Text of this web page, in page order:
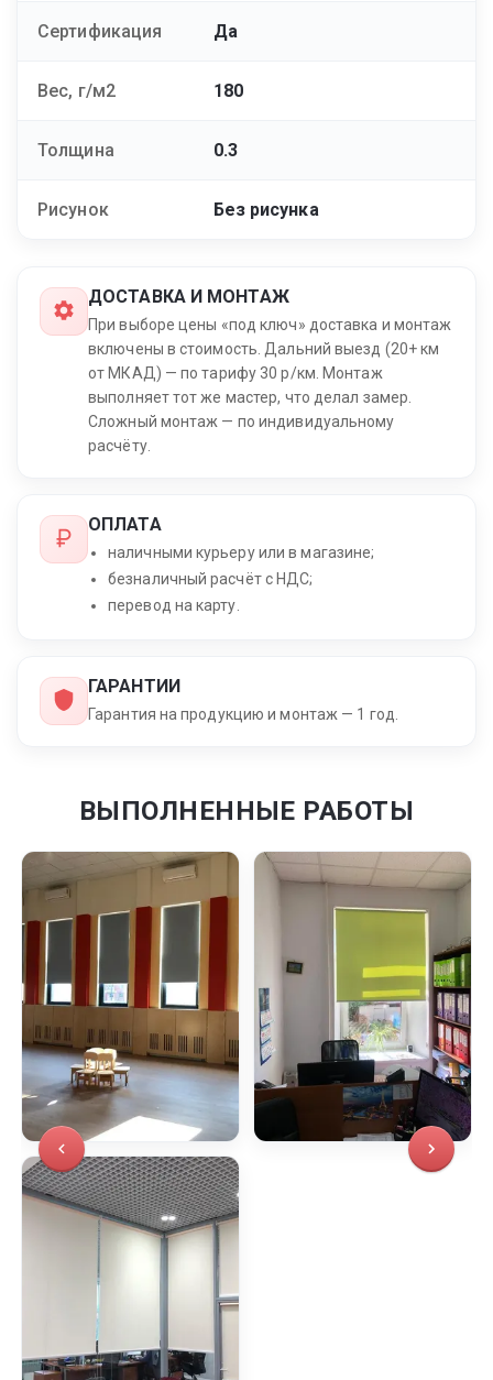
Сертификация Да
Вес, г/м2 180
Толщина 0.3
Рисунок Без рисунка
ДОСТАВКА И МОНТАЖ
При выборе цены «под ключ» доставка и монтаж
включены в стоимость. Дальний выезд (20+ км
от МКАД) — по тарифу 30 р/км. Монтаж
выполняет тот же мастер, что делал замер.
Сложный монтаж — по индивидуальному
расчёту.
ОПЛАТА
наличными курьеру или в магазине;
безналичный расчёт с НДС;
перевод на карту.
ГАРАНТИИ
Гарантия на продукцию и монтаж — 1 год.
ВЫПОЛНЕННЫЕ РАБОТЫ